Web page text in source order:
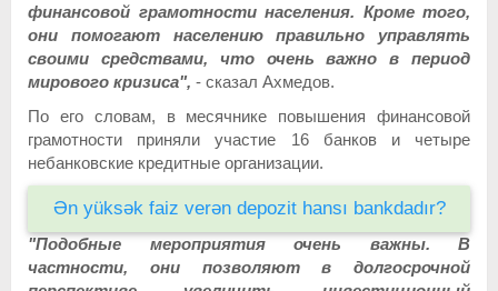
финансовой грамотности населения. Кроме того,
они помогают населению правильно управлять
своими средствами, что очень важно в период
мирового кризиса", - сказал Ахмедов.
По его словам, в месячнике повышения финансовой
грамотности приняли участие 16 банков и четыре
небанковские кредитные организации.
Ən yüksək faiz verən depozit hansı bankdadır?
"Подобные мероприятия очень важны. В
частности, они позволяют в долгосрочной